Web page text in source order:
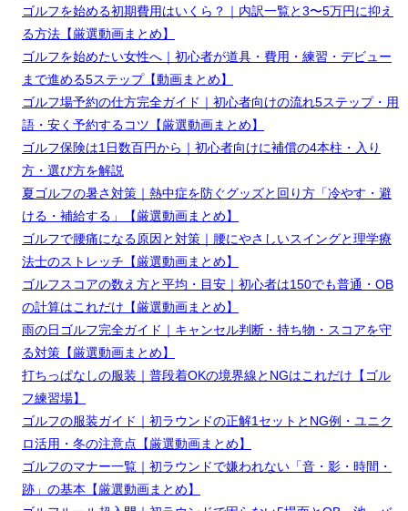
ゴルフを始める初期費用はいくら？｜内訳一覧と3〜5万円に抑え
る方法【厳選動画まとめ】
ゴルフを始めたい女性へ｜初心者が道具・費用・練習・デビュー
まで進める5ステップ【動画まとめ】
ゴルフ場予約の仕方完全ガイド｜初心者向けの流れ5ステップ・用
語・安く予約するコツ【厳選動画まとめ】
ゴルフ保険は1日数百円から｜初心者向けに補償の4本柱・入り
方・選び方を解説
夏ゴルフの暑さ対策｜熱中症を防ぐグッズと回り方「冷やす・避
ける・補給する」【厳選動画まとめ】
ゴルフで腰痛になる原因と対策｜腰にやさしいスイングと理学療
法士のストレッチ【厳選動画まとめ】
ゴルフスコアの数え方と平均・目安｜初心者は150でも普通・OB
の計算はこれだけ【厳選動画まとめ】
雨の日ゴルフ完全ガイド｜キャンセル判断・持ち物・スコアを守
る対策【厳選動画まとめ】
打ちっぱなしの服装｜普段着OKの境界線とNGはこれだけ【ゴル
フ練習場】
ゴルフの服装ガイド｜初ラウンドの正解1セットとNG例・ユニク
ロ活用・冬の注意点【厳選動画まとめ】
ゴルフのマナー一覧｜初ラウンドで嫌われない「音・影・時間・
跡」の基本【厳選動画まとめ】